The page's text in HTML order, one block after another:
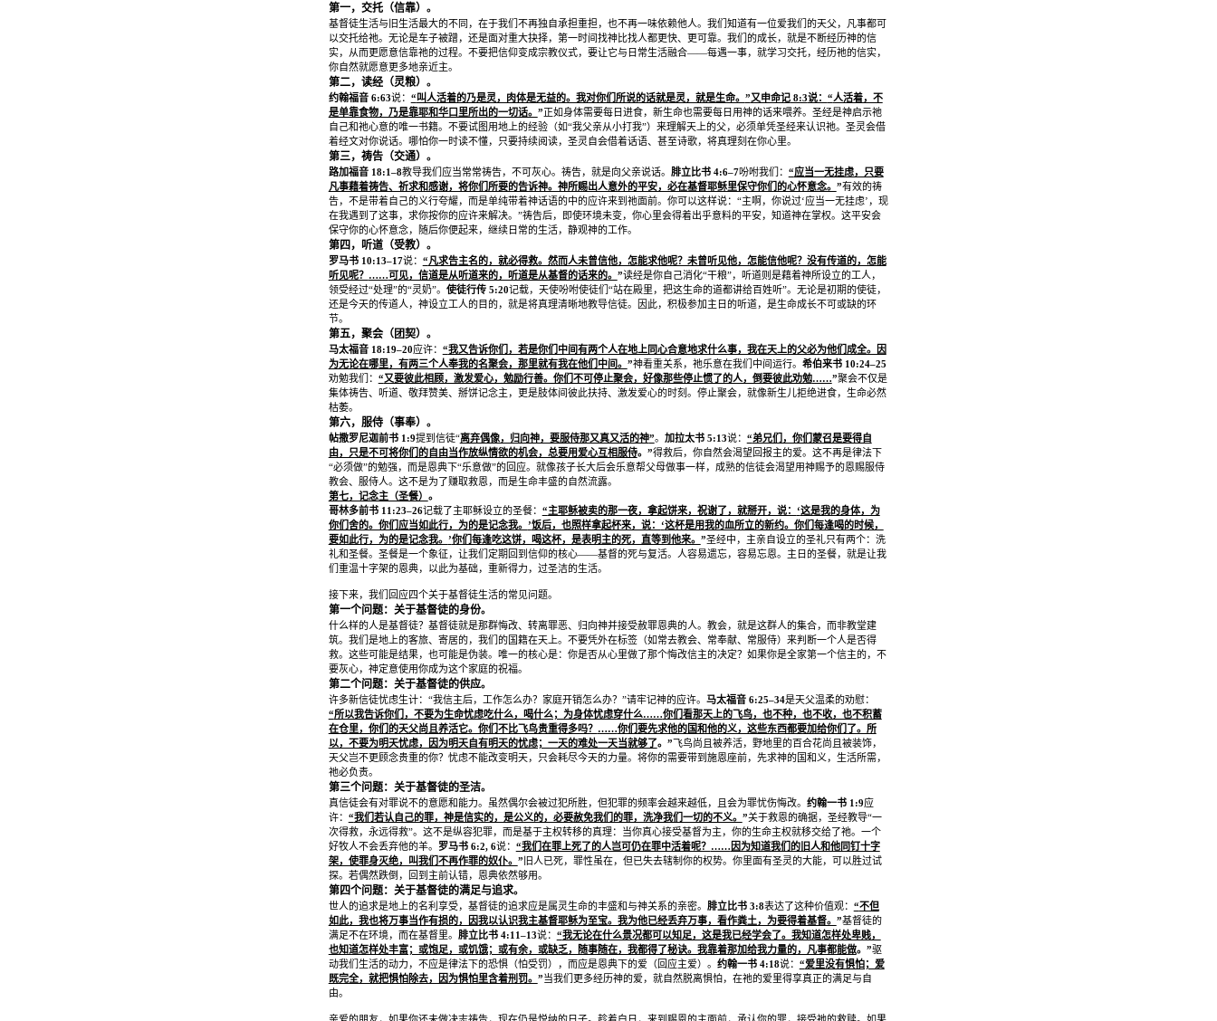
第一，交托（信靠） 。
基督徒生活与旧生活最大的不同，在于我们不再独自承担重担，也不再一味依赖他人。我们知道有一位爱我们的天父，凡事都可
以交托给祂。无论是车子被蹭，还是面对重大抉择，第一时间找神比找人都更快、更可靠。我们的成长，就是不断经历神的信
实，从而更愿意信靠祂的过程。不要把信仰变成宗教仪式，要让它与日常生活融合——每遇一事，就学习交托，经历祂的信实，
你自然就愿意更多地亲近主。
第二，读经（灵粮） 。
约翰福音6:63说： “ 叫人活着的乃是灵，肉体是无益的。我对你们所说的话就是灵，就是生命。 ”又申命记8:3说： “人活着，不
是单靠食物，乃是靠耶和华口里所出的一切话。 ”正如身体需要每日进食，新生命也需要每日用神的话来喂养。圣经是神启示祂
自己和祂心意的唯一书籍。不要试图用地上的经验（如“我父亲从小打我”）来理解天上的父，必须单凭圣经来认识祂。圣灵会借
着经文对你说话。哪怕你一时读不懂，只要持续阅读，圣灵自会借着话语、甚至诗歌，将真理刻在你心里。
第三，祷告（交通） 。
路加福音18:1–8教导我们应当常常祷告，不可灰心。祷告，就是向父亲说话。 腓立比书4:6–7吩咐我们： “应当一无挂虑，只要
凡事藉着祷告、祈求和感谢，将你们所要的告诉神。神所赐出人意外的平安，必在基督耶稣里保守你们的心怀意念。 ”有效的祷
告，不是带着自己的义行夸耀，而是单纯带着神话语的中的应许来到祂面前。你可以这样说： “主啊，你说过‘应当一无挂虑’ ，现
在我遇到了这事，求你按你的应许来解决。 ”祷告后，即使环境未变，你心里会得着出乎意料的平安，知道神在掌权。这平安会
保守你的心怀意念，随后你便起来，继续日常的生活，静观神的工作。
第四，听道（受教） 。
罗马书10:13–17说： “凡求告主名的，就必得救。然而人未曾信他，怎能求他呢？未曾听见他，怎能信他呢？没有传道的，怎能
听见呢？ ……可见，信道是从听道来的，听道是从基督的话来的。 ”读经是你自己消化“干粮”，听道则是藉着神所设立的工人，
领受经过“处理”的“灵奶”。 使徒行传5:20记载，天使吩咐使徒们 “站在殿里，把这生命的道都讲给百姓听”。无论是初期的使徒，
还是今天的传道人，神设立工人的目的，就是将真理清晰地教导信徒。因此，积极参加主日的听道，是生命成长不可或缺的环
节。
第五，聚会（团契） 。
马太福音18:19–20应许： “我又告诉你们，若是你们中间有两个人在地上同心合意地求什么事，我在天上的父必为他们成全。因
为无论在哪里，有两三个人奉我的名聚会，那里就有我在他们中间。 ”神看重关系，祂乐意在我们中间运行。 希伯来书10:24–25
劝勉我们： “又要彼此相顾，激发爱心，勉励行善。你们不可停止聚会，好像那些停止惯了的人，倒要彼此劝勉……”聚会不仅是
集体祷告、听道、敬拜赞美、掰饼记念主，更是肢体间彼此扶持、激发爱心的时刻。停止聚会，就像新生儿拒绝进食，生命必然
枯萎。
第六，服侍（事奉） 。
帖撒罗尼迦前书1:9提到信徒“离弃偶像，归向神，要服侍那又真又活的神”。 加拉太书5:13说： “弟兄们，你们蒙召是要得自
由，只是不可将你们的自由当作放纵情欲的机会，总要用爱心互相服侍。 ”得救后，你自然会渴望回报主的爱。这不再是律法下
“必须做”的勉强，而是恩典下“乐意做”的回应。就像孩子长大后会乐意帮父母做事一样，成熟的信徒会渴望用神赐予的恩赐服侍
教会、服侍人。这不是为了赚取救恩，而是生命丰盛的自然流露。
第七，记念主（圣餐） 。
哥林多前书11:23–26记载了主耶稣设立的圣餐： “主耶稣被卖的那一夜，拿起饼来，祝谢了，就掰开，说： ‘这是我的身体，为
你们舍的。你们应当如此行，为的是记念我。 ’饭后，也照样拿起杯来，说： ‘这杯是用我的血所立的新约。你们每逢喝的时候，
要如此行，为的是记念我。 ’你们每逢吃这饼，喝这杯，是表明主的死，直等到他来。 ”圣经中，主亲自设立的圣礼只有两个：洗
礼和圣餐。圣餐是一个象征，让我们定期回到信仰的核心——基督的死与复活。人容易遗忘，容易忘恩。主日的圣餐，就是让我
们重温十字架的恩典，以此为基础，重新得力，过圣洁的生活。
接下来，我们回应四个关于基督徒生活的常见问题。
第一个问题：关于基督徒的身份。
什么样的人是基督徒？基督徒就是那群悔改、转离罪恶、归向神并接受赦罪恩典的人。教会，就是这群人的集合，而非教堂建
筑。我们是地上的客旅、寄居的，我们的国籍在天上。不要凭外在标签（如常去教会、常奉献、常服侍）来判断一个人是否得
救。这些可能是结果，也可能是伪装。唯一的核心是：你是否从心里做了那个悔改信主的决定？如果你是全家第一个信主的，不
要灰心，神定意使用你成为这个家庭的祝福。
第二个问题：关于基督徒的供应。
许多新信徒忧虑生计： “我信主后，工作怎么办？家庭开销怎么办？ ”请牢记神的应许。 马太福音6:25–34是天父温柔的劝慰：
“所以我告诉你们，不要为生命忧虑吃什么，喝什么；为身体忧虑穿什么……你们看那天上的飞鸟，也不种，也不收，也不积蓄
在仓里，你们的天父尚且养活它。你们不比飞鸟贵重得多吗？ ……你们要先求他的国和他的义，这些东西都要加给你们了。所
以，不要为明天忧虑，因为明天自有明天的忧虑；一天的难处一天当就够了。 ”飞鸟尚且被养活，野地里的百合花尚且被装饰，
天父岂不更顾念贵重的你？忧虑不能改变明天，只会耗尽今天的力量。将你的需要带到施恩座前，先求神的国和义，生活所需，
祂必负责。
第三个问题：关于基督徒的圣洁。
真信徒会有对罪说不的意愿和能力。虽然偶尔会被过犯所胜，但犯罪的频率会越来越低，且会为罪忧伤悔改。 约翰一书1:9应
许： “我们若认自己的罪，神是信实的，是公义的，必要赦免我们的罪，洗净我们一切的不义。 ”关于救恩的确据，圣经教导“一
次得救，永远得救”。这不是纵容犯罪，而是基于主权转移的真理：当你真心接受基督为主，你的生命主权就移交给了祂。一个
好牧人不会丢弃他的羊。
罗马书6:2, 6说： “我们在罪上死了的人岂可仍在罪中活着呢？ …… 因为知道我们的旧人和他同钉十字
架，使罪身灭绝，叫我们不再作罪的奴仆。 ” 旧人已死，罪性虽在，但已失去辖制你的权势。你里面有圣灵的大能，可以胜过试
探。若偶然跌倒，回到主前认错，恩典依然够用。
第四个问题：关于基督徒的满足与追求。
世人的追求是地上的名利享受，基督徒的追求应是属灵生命的丰盛和与神关系的亲密。 腓立比书3:8表达了这种价值观： “不但
如此，我也将万事当作有损的，因我以认识我主基督耶稣为至宝。我为他已经丢弃万事，看作粪土，为要得着基督。 ”基督徒的
满足不在环境，而在基督里。 腓立比书4:11–13说： “我无论在什么景况都可以知足，这是我已经学会了。我知道怎样处卑贱，
也知道怎样处丰富；或饱足，或饥饿；或有余，或缺乏，随事随在，我都得了秘诀。我靠着那加给我力量的，凡事都能做。 ”驱
动我们生活的动力，不应是律法下的恐惧（怕受罚），而应是恩典下的爱（回应主爱）。 约翰一书4:18说： “爱里没有惧怕；爱
既完全，就把惧怕除去，因为惧怕里含着刑罚。 ”当我们更多经历神的爱，就自然脱离惧怕，在祂的爱里得享真正的满足与自
由。